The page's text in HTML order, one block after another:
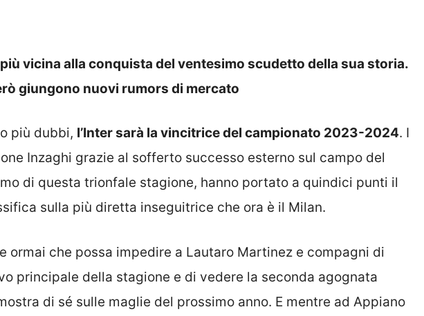
più vicina alla conquista del ventesimo scudetto della sua storia.
giungono nuovi rumors di mercato
più dubbi, l’Inter sarà la vincitrice del campionato 2023-2024. I
Inzaghi grazie al sofferto successo esterno sul campo del
di questa trionfale stagione, hanno portato a quindici punti il
sulla più diretta inseguitrice che ora è il Milan.
ormai che possa impedire a Lautaro Martinez e compagni di
principale della stagione e di vedere la seconda agognata
di sé sulle maglie del prossimo anno. E mentre ad Appiano